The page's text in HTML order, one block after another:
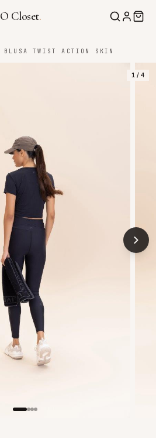
O Closet.
BLUSA TWIST ACTION SKIN
1 / 4